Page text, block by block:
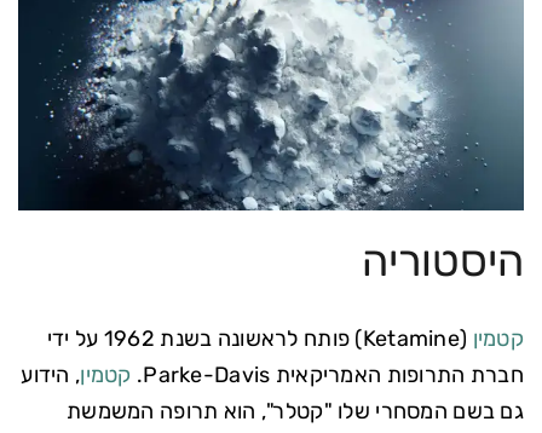
היסטוריה
קטמין
(Ketamine) פותח לראשונה בשנת 1962 על ידי
חברת התרופות האמריקאית Parke-Davis.
קטמין, הידוע
גם בשם המסחרי שלו "קטלר", הוא תרופה המשמשת